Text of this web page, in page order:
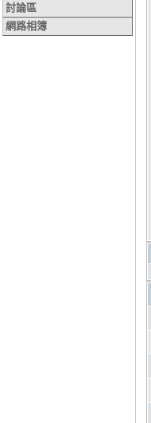
討論區
網路相簿